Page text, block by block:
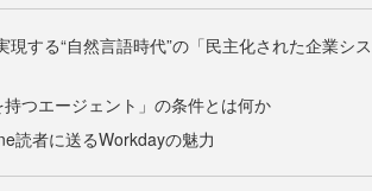
現する“自然言語時代”の「民主化された企業シス
持つエージェント」の条件とは何か
読者に送るWorkdayの魅力